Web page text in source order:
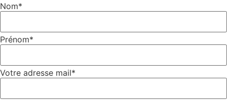
Nom*
Prénom*
Votre adresse mail*